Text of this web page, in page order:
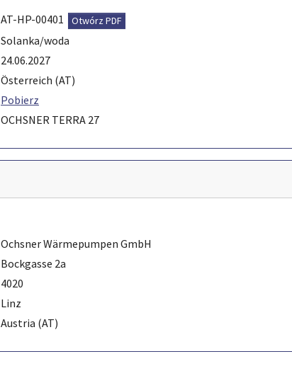
AT-HP-00401 Otwórz PDF
Solanka/woda
24.06.2027
Österreich (AT)
Pobierz
OCHSNER TERRA 27
Ochsner Wärmepumpen GmbH
Bockgasse 2a
4020
Linz
Austria (AT)